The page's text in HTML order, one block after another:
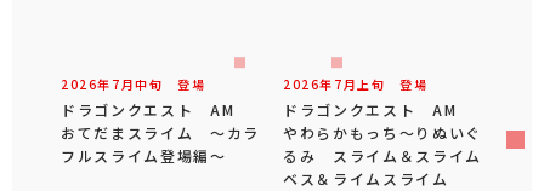
2026年 7 月中旬 登場
ドラゴンクエスト AM
おてだまスライム ～カラ
フルスライム登場編～
2026年 7 月 上旬 登場
ドラゴンクエスト AM
やわらかもっち～りぬいぐ
るみ スライム＆スライム
ベス＆ライムスライム